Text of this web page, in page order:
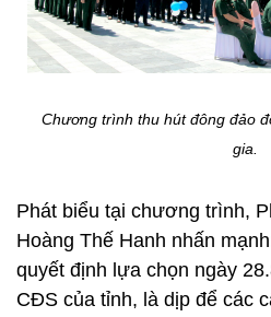
Chương trình thu hút đông đảo
gia.
Phát biểu tại chương trình,
Hoàng Thế Hanh nhấn
quyết định lựa chọn ngày
CĐS của tỉnh, là dịp để các